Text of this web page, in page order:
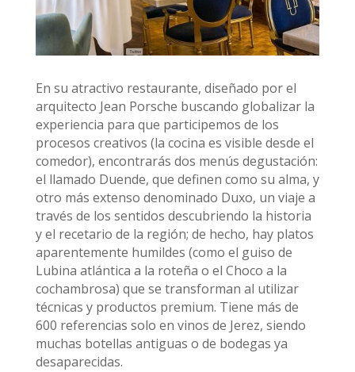
En su atractivo restaurante, diseñado por el
arquitecto Jean Porsche buscando globalizar la
experiencia para que participemos de los
procesos creativos (la cocina es visible desde el
comedor), encontrarás dos menús degustación:
el llamado Duende, que definen como su alma, y
otro más extenso denominado Duxo, un viaje a
través de los sentidos descubriendo la historia
y el recetario de la región; de hecho, hay platos
aparentemente humildes (como el guiso de
Lubina atlántica a la roteña o el Choco a la
cochambrosa) que se transforman al utilizar
técnicas y productos premium. Tiene más de
600 referencias solo en vinos de Jerez, siendo
muchas botellas antiguas o de bodegas ya
desaparecidas.